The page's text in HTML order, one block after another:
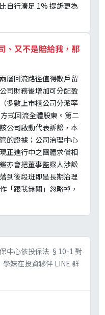
自行湊足 1% 提訴更為
、又不是賠給我，那
層回流路徑值得散戶留
司財務後增加可分配盈
多數上市櫃公司分派率
式回流全體股東。第二
公司啟動代表訴訟，本
的證據；公司治理中心
正進行中之團體求償相
亦會把董事監察人涉訟
到後段班即是長期治理
「跟我無關」忽略掉，
中心依投保法 §10-1 對
妹在投資夥伴 LINE 群